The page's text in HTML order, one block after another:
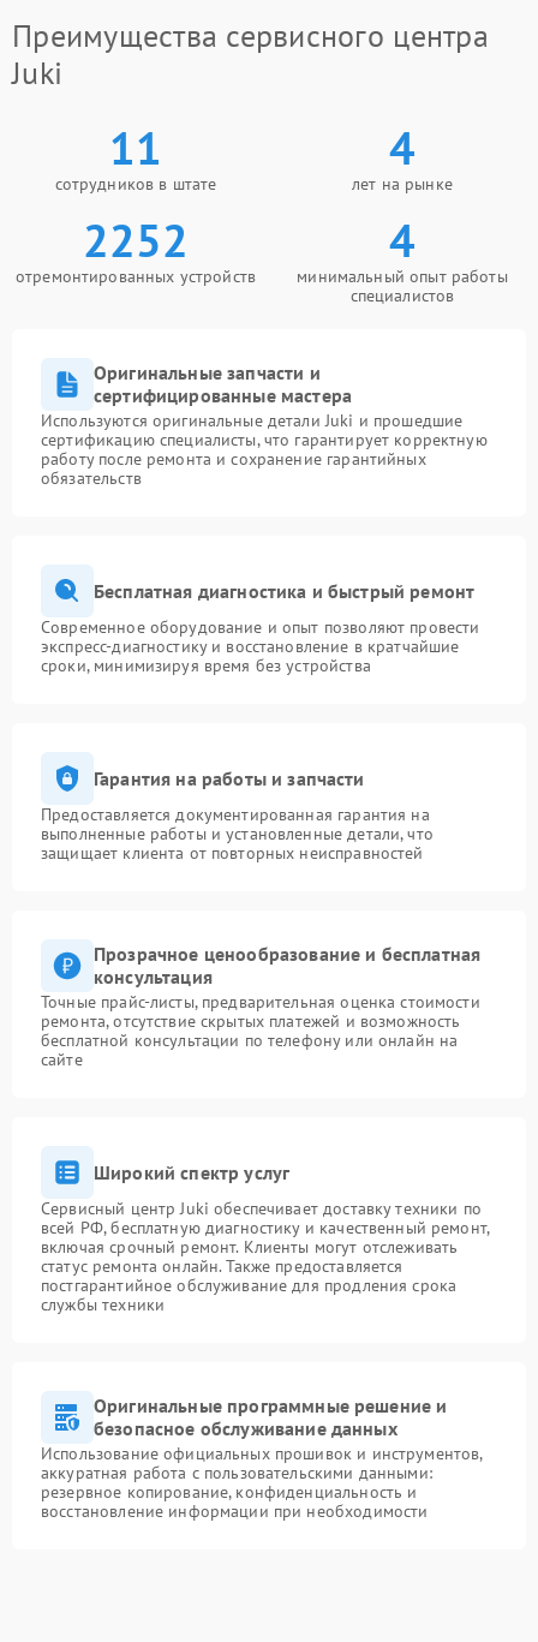
Преимущества сервисного центра
Juki
11
сотрудников в штате
4
лет на рынке
2252
отремонтированных устройств
4
минимальный опыт работы
специалистов
Оригинальные запчасти и
сертифицированные мастера
Используются оригинальные детали Juki и прошедшие
сертификацию специалисты, что гарантирует корректную
работу после ремонта и сохранение гарантийных
обязательств
Бесплатная диагностика и быстрый ремонт
Современное оборудование и опыт позволяют провести
экспресс-диагностику и восстановление в кратчайшие
сроки, минимизируя время без устройства
Гарантия на работы и запчасти
Предоставляется документированная гарантия на
выполненные работы и установленные детали, что
защищает клиента от повторных неисправностей
Прозрачное ценообразование и бесплатная
консультация
Точные прайс-листы, предварительная оценка стоимости
ремонта, отсутствие скрытых платежей и возможность
бесплатной консультации по телефону или онлайн на
сайте
Широкий спектр услуг
Сервисный центр Juki обеспечивает доставку техники по
всей РФ, бесплатную диагностику и качественный ремонт,
включая срочный ремонт. Клиенты могут отслеживать
статус ремонта онлайн. Также предоставляется
постгарантийное обслуживание для продления срока
службы техники
Оригинальные программные решение и
безопасное обслуживание данных
Использование официальных прошивок и инструментов,
аккуратная работа с пользовательскими данными:
резервное копирование, конфиденциальность и
восстановление информации при необходимости